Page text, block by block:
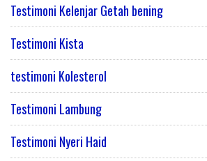
Testimoni Kelenjar Getah bening
Testimoni Kista
testimoni Kolesterol
Testimoni Lambung
Testimoni Nyeri Haid